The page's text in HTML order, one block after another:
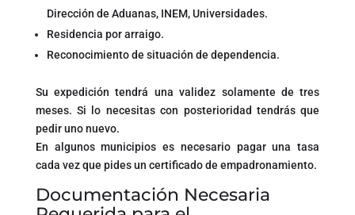
Dirección de Aduanas, INEM, Universidades.
Residencia por arraigo.
Reconocimiento de situación de dependencia.
Su expedición tendrá una validez solamente de tres
meses. Si lo necesitas con posterioridad tendrás que
pedir uno nuevo.
En algunos municipios es necesario pagar una tasa
cada vez que pides un certificado de empadronamiento.
Documentación Necesaria